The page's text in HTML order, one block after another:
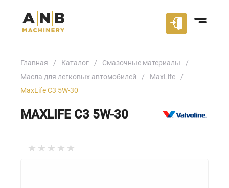
Главная Каталог
Смазочные материалы
Масла для легковых автомобилей
MaxLife
MaxLife C3 5W-30
MAXLIFE C3 5W-30